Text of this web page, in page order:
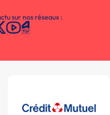
sur nos réseaux :